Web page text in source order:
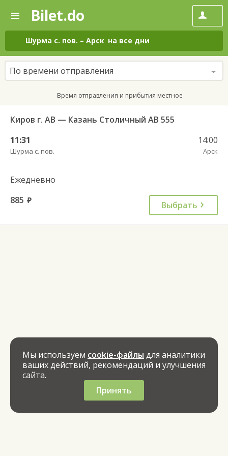
—
Поиск
и
покупка
билетов
на
автобус
онлайн
Bilet.do
Шурма с. пов. – Арск на все дни
По времени отправления
Время отправления и прибытия местное
Киров г. АВ — Казань Столичный АВ 555
11:31
Шурма с. пов.
14:00
Арск
Ежедневно
885 руб. Выбрать
Мы используем cookie-файлы для аналитики
ваших действий, рекомендаций и улучшения
сайта.
Принять